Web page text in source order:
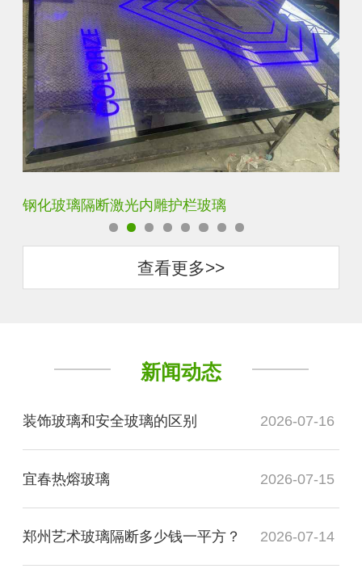
艺术内雕雪花超白钢化激光内雕发光玻璃背景墙
查看更多>>
新闻动态
装饰玻璃和安全玻璃的区别 2026-07-16
宜春热熔玻璃 2026-07-15
郑州艺术玻璃隔断多少钱一平方？ 2026-07-14